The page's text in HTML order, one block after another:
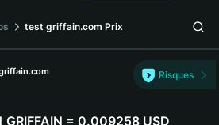
test griffain.com Prix
Risques
GRIFFAIN = 0.009258 USD